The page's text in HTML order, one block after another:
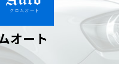
オート